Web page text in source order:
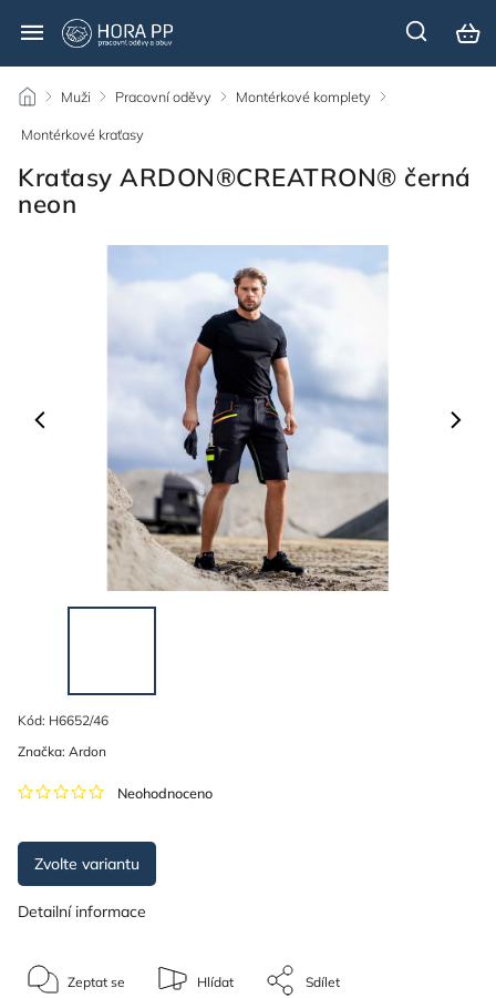
/ Muži / Pracovní oděvy / Montérkové komplety /
Montérkové kraťasy
Kraťasy ARDON®CREATRON® černá
neon
Kód: H6652/46
Neohodnoceno
Značka: Ardon
Zvolte variantu
Detailní informace
Zeptat se Hlídat Sdílet